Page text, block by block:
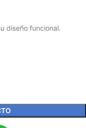
diseño funcional.